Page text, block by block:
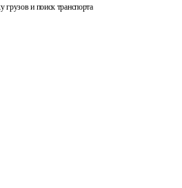
грузов и поиск транспорта